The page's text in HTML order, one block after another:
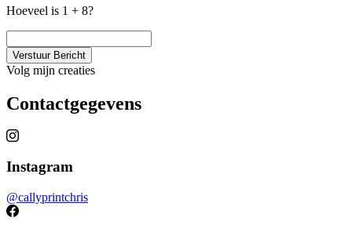
Hoeveel is 1 + 8?
Verstuur Bericht
Volg mijn creaties
Contactgegevens
Instagram
@callyprintchris